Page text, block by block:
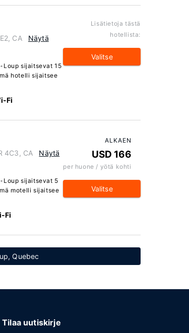
CA
Näytä
Loup sijaitsevat 15
hotelli sijaitsee
Fi
Lisätietoja tästä
hotellista:
Valitse
4C3, CA
Näytä
Loup sijaitsevat 5
motelli sijaitsee
Fi
ALKAEN
USD 166
per huone / yötä kohti
Valitse
Quebec
Tilaa uutiskirje